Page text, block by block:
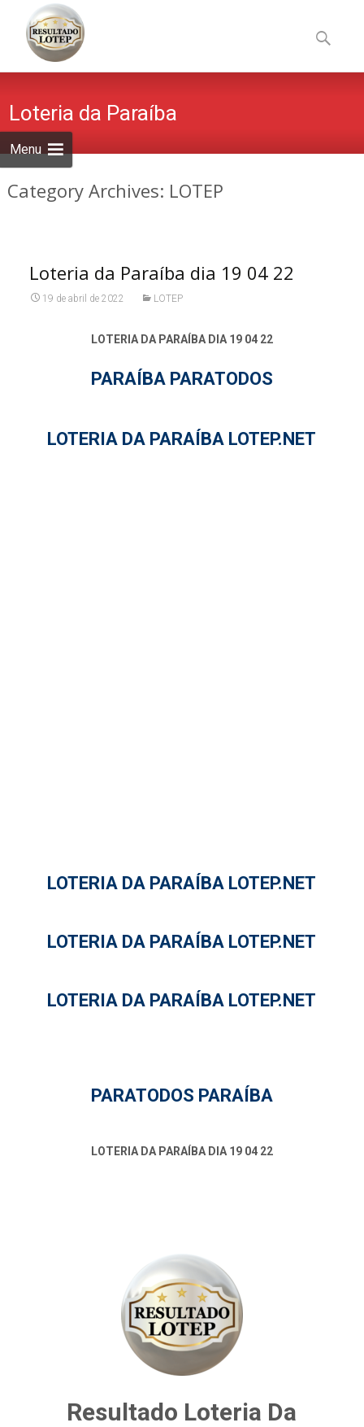
Menu
to
content
por:
Loteria da Paraíba
Category Archives: LOTEP
Loteria da Paraíba dia 19 04 22
19 de abril de 2022 LOTEP
LOTERIA DA PARAÍBA DIA 19 04 22
PARAÍBA PARATODOS
LOTERIA DA PARAÍBA LOTEP.NET
LOTERIA DA PARAÍBA LOTEP.NET
LOTERIA DA PARAÍBA LOTEP.NET
LOTERIA DA PARAÍBA LOTEP.NET
PARATODOS PARAÍBA
LOTERIA DA PARAÍBA DIA 19 04 22
Resultado Loteria Da